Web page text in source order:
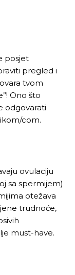
posjet
pregled i
tvom
Ono što
odgovarati
com.
ovulaciju
sa spermijem)
otežava
trudnoće,
must-have.